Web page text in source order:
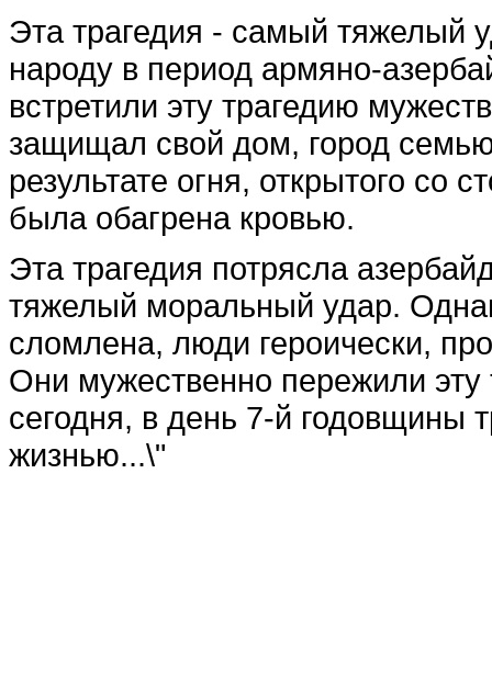
Эта трагедия - самый тяжелый
народу в период армяно-
встретили эту трагедию
защищал свой дом, город
результате огня, открытого со
была обагрена кровью.
Эта трагедия потрясла
тяжелый моральный удар.
сломлена, люди героически,
Они мужественно пережили
сегодня, в день 7-й годовщины
жизнью...\"